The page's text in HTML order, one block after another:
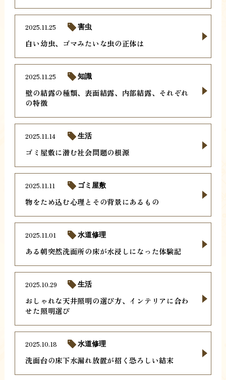
白い幼虫、ゴマみたいな虫の正体は
2025.11.25 害虫
壁の結露の種類、表面結露、内部結露、それぞれ
の特徴
2025.11.25 知識
ゴミ屋敷に潜む社会問題の根源
2025.11.14 生活
物をため込む心理とその背景にあるもの
2025.11.11 ゴミ屋敷
ある朝突然洗面所の床が水浸しになった体験記
2025.11.01 水道修理
おしゃれな天井照明の選び方、インテリアに合わ
せた照明選び
2025.10.29 生活
洗面台の床下水漏れ放置が招く恐ろしい結末
2025.10.18 水道修理